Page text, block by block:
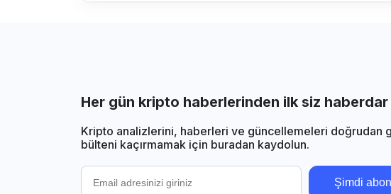
Her gün kripto haberlerinden ilk siz haberdar
Kripto analizlerini, haberleri ve güncellemeleri doğrudan
bülteni kaçırmamak için buradan kaydolun.
Şimdi